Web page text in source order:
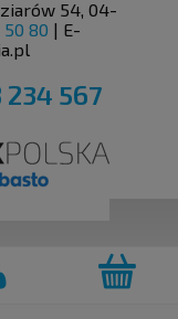
54, 04-
50 80 | E-
234 567